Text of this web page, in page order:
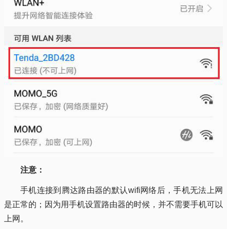
注意：
手机连接到腾达路由器的默认wifi网络后，手机无法上网
是正常的；因为用手机设置路由器的时候，并不需要手机可以
上网。